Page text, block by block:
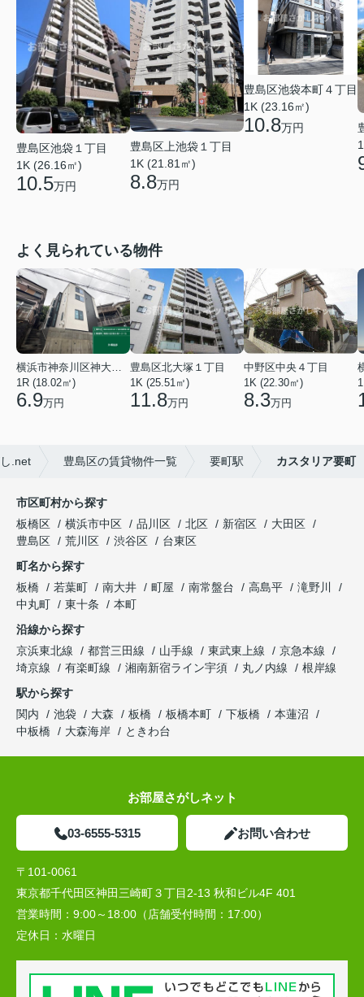
豊島区池袋１丁目
1K (26.16㎡)
10.5万円
豊島区上池袋１丁目
1K (21.81㎡)
8.8万円
豊島区池袋本町４丁目
1K (23.16㎡)
10.8万円
よく見られている物件
1R (18.02㎡)
6.9万円
豊島区北大塚１丁目
1K (25.51㎡)
11.8万円
中野区中央４丁目
1K (22.30㎡)
8.3万円
.net 豊島区の賃貸物件一覧 要町駅 カスタリア要町
市区町村から探す
板橋区
横浜市中区 品川区 北区 新宿区
大田区
豊島区
荒川区 渋谷区
台東区
町名から探す
板橋
若葉町 南大井 町屋 南常盤台 高島平
滝野川
中丸町
東十条
本町
沿線から探す
京浜東北線
都営三田線 山手線 東武東上線
京急本線
埼京線
有楽町線 湘南新宿ライン宇須 丸ノ内線
根岸線
駅から探す
関内
池袋 大森 板橋 板橋本町 下板橋
本蓮沼
中板橋
大森海岸 ときわ台
お部屋さがしネット
03-6555-5315 お問い合わせ
〒101-0061
東京都千代田区神田三崎町３丁目2-13 秋和ビル4F 401
営業時間： 9:00～18:00（店舗受付時間：17:00）
定休日： 水曜日